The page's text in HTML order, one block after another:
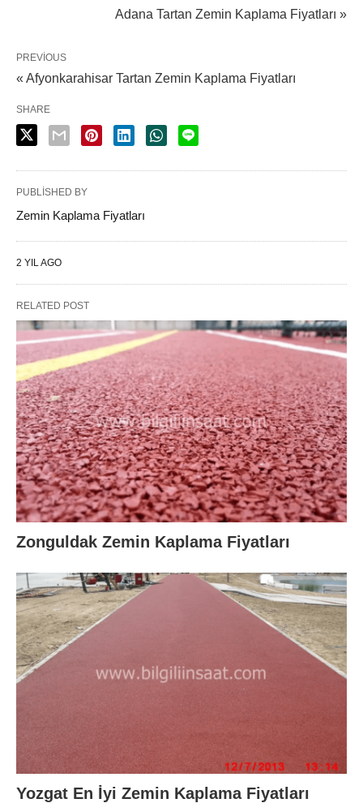
Adana Tartan Zemin Kaplama Fiyatları »
PREVIOUS
« Afyonkarahisar Tartan Zemin Kaplama Fiyatları
SHARE
PUBLISHED BY
Zemin Kaplama Fiyatları
2 YIL AGO
RELATED POST
Zonguldak Zemin Kaplama Fiyatları
Yozgat En İyi Zemin Kaplama Fiyatları